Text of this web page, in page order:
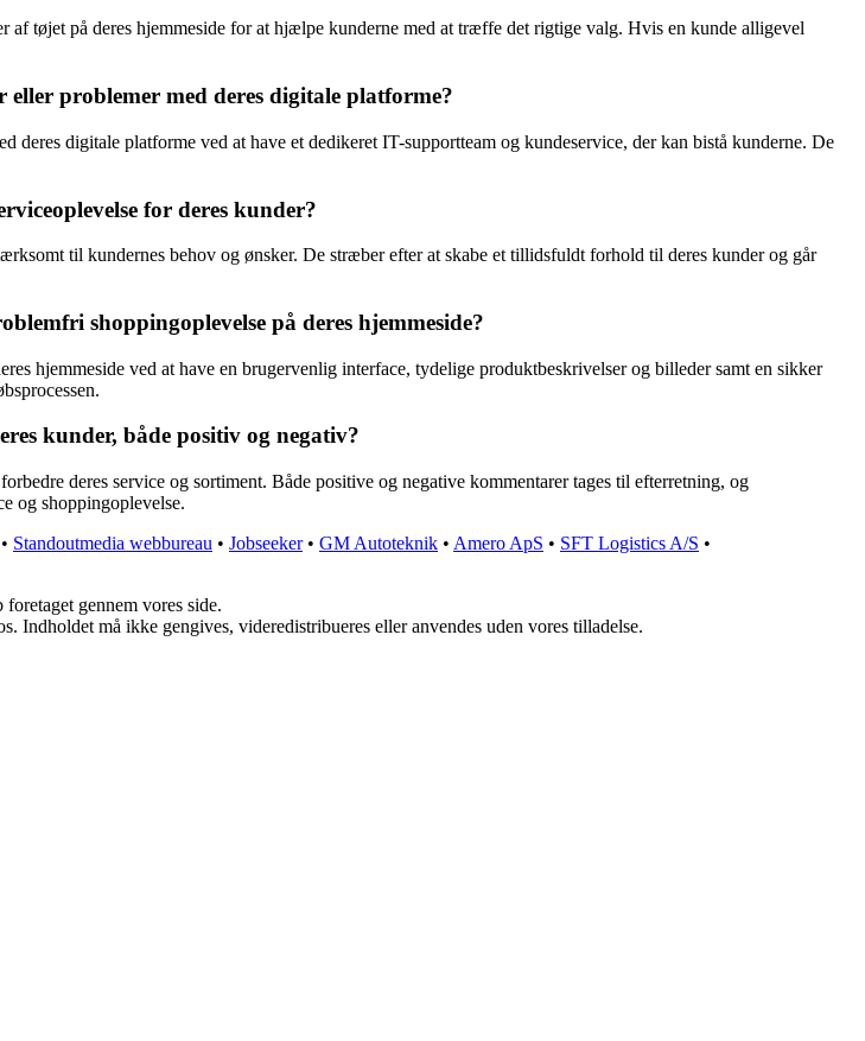
tøjet på deres hjemmeside for at hjælpe kunderne med at træffe det rigtige valg. Hvis en kunde alligevel
problemer med deres digitale platforme?
digitale platforme ved at have et dedikeret IT-supportteam og kundeservice, der kan bistå kunderne. De
for deres kunder?
til kundernes behov og ønsker. De stræber efter at skabe et tillidsfuldt forhold til deres kunder og går
shoppingoplevelse på deres hjemmeside?
hjemmeside ved at have en brugervenlig interface, tydelige produktbeskrivelser og billeder samt en sikker
kunder, både positiv og negativ?
deres service og sortiment. Både positive og negative kommentarer tages til efterretning, og
og shoppingoplevelse.
• Standoutmedia webbureau • Jobseeker• GM Autoteknik • Amero ApS • SFT Logistics A/S •
gennem vores side.
må ikke gengives, videredistribueres eller anvendes uden vores tilladelse.